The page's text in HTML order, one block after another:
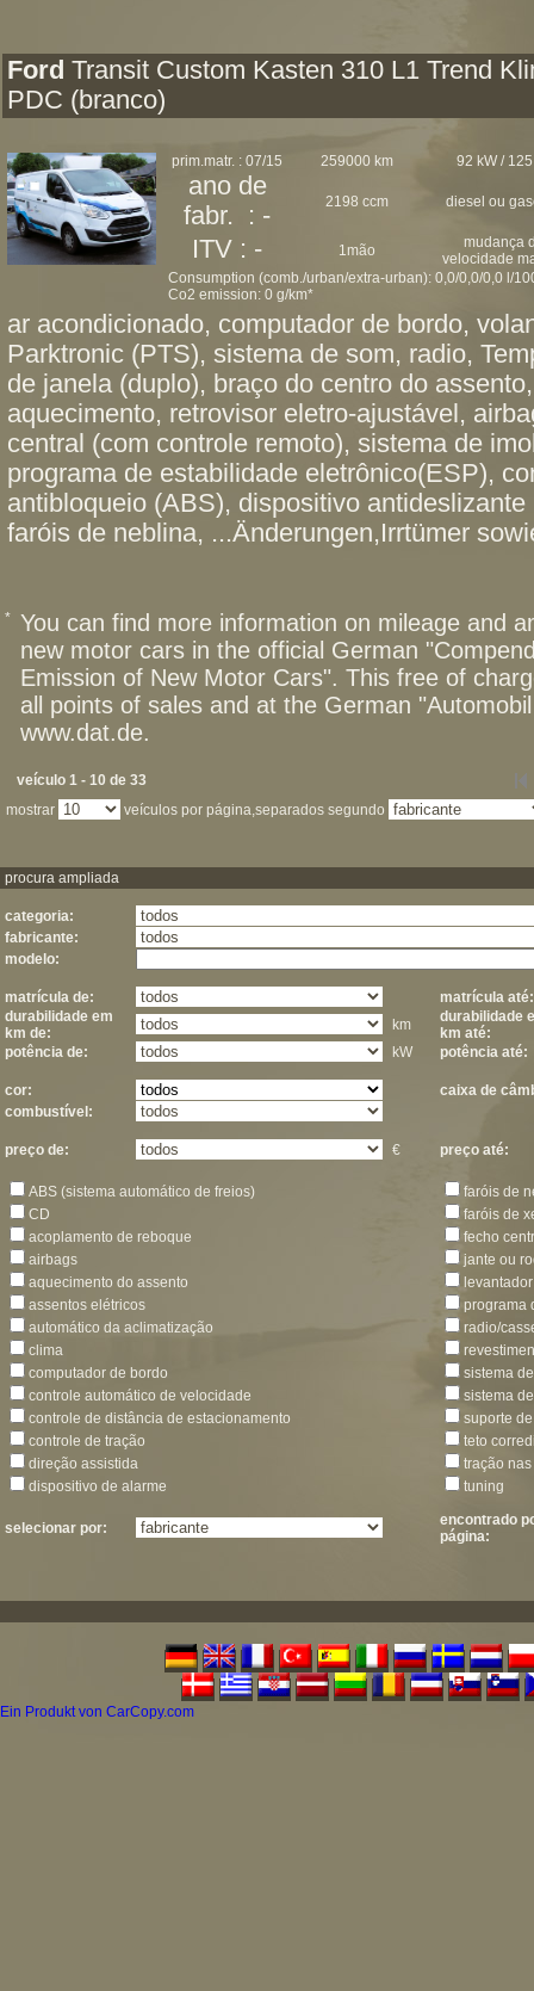
Ford Transit Custom Kasten 310 L1 Trend
PDC (branco)
prim.matr. : 07/15 259000 km 92 kW /
ano de
fabr. : -
2198 ccm diesel ou
ITV : - 1mão
mudança
velocidade
Consumption (comb./urban/extra-urban): 0,0/0,0/0,0 l/
Co2 emission: 0 g/km*
ar acondicionado, computador de bordo,
Parktronic (PTS), sistema de som, radio,
de janela (duplo), braço do centro do
aquecimento, retrovisor eletro-ajustável,
central (com controle remoto), sistema de
programa de estabilidade eletrônico(ESP),
antibloqueio (ABS), dispositivo
faróis de neblina, ...Änderungen,Irrtümer
* You can find more information on mileage and
new motor cars in the official German
Emission of New Motor Cars". This free of
all points of sales and at the German
www.dat.de.
veículo 1 - 10 de 33
mostrar
veículos por página,separados segundo
procura ampliada
categoria:
fabricante:
modelo:
matrícula de:
matrícula até:
durabilidade em
km de:
km
durabilidade
km até:
potência de:
kW potência até:
cor:
caixa de
combustível:
preço de: € preço até:
ABS (sistema automático de freios)
CD
acoplamento de reboque
airbags
aquecimento do assento
assentos elétricos
automático da aclimatização
clima
computador de bordo
controle automático de velocidade
controle de distância de estacionamento
controle de tração
direção assistida
dispositivo de alarme
faróis de
faróis de
fecho
jante ou
programa
radio/
sistema
sistema
suporte
teto
tração
tuning
selecionar por:
encontrado
página:
Ein Produkt von CarCopy.com